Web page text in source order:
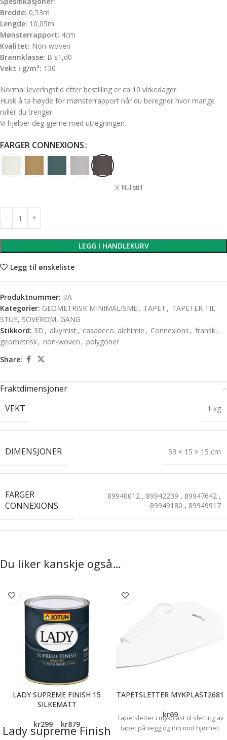
Bredde: 0,53m
Lengde: 10,05m
Mønsterrapport: 4cm
Kvalitet: Non-woven
Brannklasse: B s1,d0
Vekt i g/m²: 130
Normal leveringstid etter bestilling er ca 10 virkedager.
Husk å ta høyde for mønsterrapport når du beregner hvor mange
ruller du trenger.
Vi hjelper deg gjerne med utregningen.
FARGER CONNEXIONS
Nullstill
LEGG I HANDLEKURV
Legg til ønskeliste
Produktnummer: I/A
Kategorier: GEOMETRISK MINIMALISME, TAPET , TAPETER TIL
STUE, SOVEROM, GANG
Stikkord: 3D , alkymist, casadeco. alchimie , Connexions , fransk,
geometrisk, non-woven , polygoner
Share:
Fraktdimensjoner
VEKT
1 kg
DIMENSJONER 53 × 15 × 15 cm
FARGER
CONNEXIONS
89940012 , 89942239 , 89947642 ,
89949180 , 89949917
Du liker kanskje også…
LADY SUPREME FINISH 15
SILKEMATT
kr299 – kr879
Lady supreme Finish
TAPETSLETTER MYKPLAST2681
kr69
Tapetsletter i mykplast til sletting av
tapet på vegg og inn mot hjørner.